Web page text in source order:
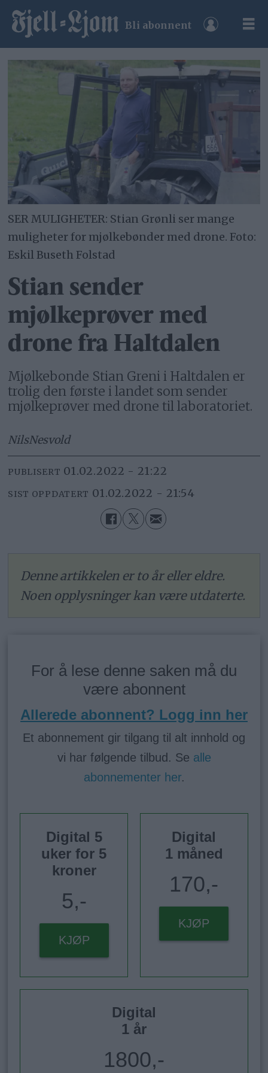
Bli abonnent
SER MULIGHETER: Stian Grønli ser mange
muligheter for mjølkebønder med drone. Foto:
Eskil Buseth Folstad
Stian sender
mjølkeprøver med
drone fra Haltdalen
Mjølkebonde Stian Greni i Haltdalen er
trolig den første i landet som sender
mjølkeprøver med drone til laboratoriet.
NilsNesvold
PUBLISERT 01.02.2022 - 21:22
SIST OPPDATERT 01.02.2022 - 21:54
Denne artikkelen er to år eller eldre.
Noen opplysninger kan være utdaterte.
For å lese denne saken må du
være abonnent
Allerede abonnent? Logg inn her
Et abonnement gir tilgang til alt innhold og
vi har følgende tilbud. Se alle
abonnementer her.
Digital 5
uker for 5
kroner
5,-
KJØP
Digital
1 måned
170,-
KJØP
Digital
1 år
1800,-